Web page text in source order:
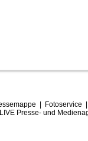
Fotoservice
Presse- und